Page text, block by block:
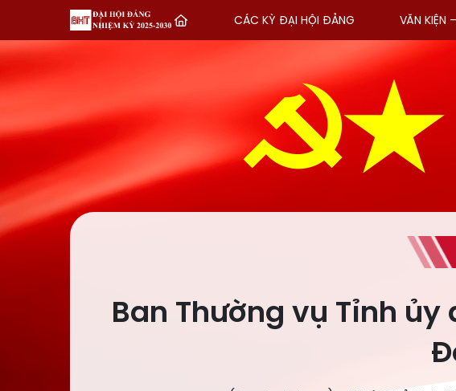
CÁC KỲ ĐẠI HỘI ĐẢNG VĂN KIỆN
Ban Thường vụ Tỉnh